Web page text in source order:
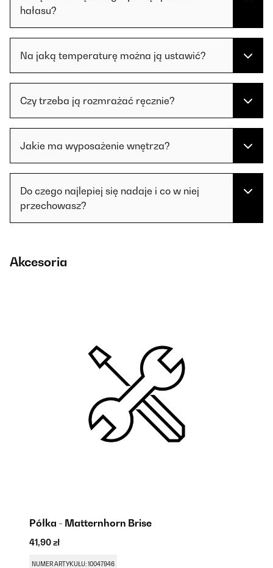
hałasu?
Na jaką temperaturę można ją ustawić?
Czy trzeba ją rozmrażać ręcznie?
Jakie ma wyposażenie wnętrza?
Do czego najlepiej się nadaje i co w niej
przechowasz?
Akcesoria
Półka - Matternhorn Brise
41,90 zł
NUMER ARTYKUŁU: 10047946